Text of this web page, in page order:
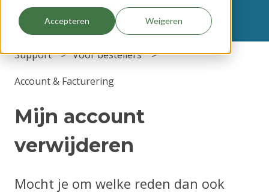
Accepteren Weigeren
Support Voor bestellers
Account & Facturering
Mijn account
verwijderen
Mocht je om welke reden dan ook